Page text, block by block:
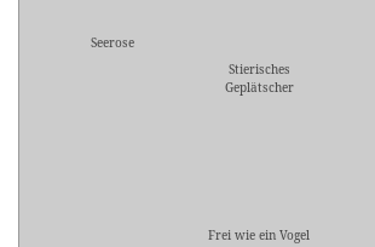
Seerose
Stierisches
Geplätscher
Frei wie ein Vogel